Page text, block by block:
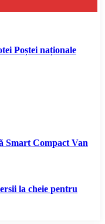
Poștei naționale
Smart Compact Van
la cheie pentru